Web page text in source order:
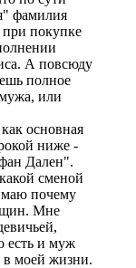
фамилия
при покупке
А повсюду
полное
или
основная
ниже -
Дален".
сменой
почему
Мне
есть и муж
в моей жизни.